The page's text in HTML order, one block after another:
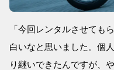
「今回レンタルさせても
白いなと思いました。個
り継いできたんですが、